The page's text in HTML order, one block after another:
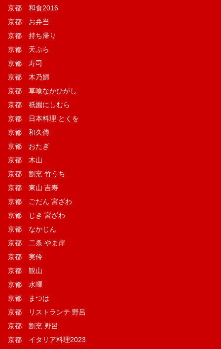
京都 和食2016
京都 お弁当
京都 持ち帰り
京都 天ぷら
京都 寿司
京都 木乃婦
京都 草喰なかひがし
京都 祇園にしむら
京都 日本料理 とくを
京都 和久傳
京都 おたぎ
京都 木山
京都 割烹 竹うち
京都 東山 吉寿
京都 ごだん 宮ざわ
京都 じき 宮ざわ
京都 なかじん
京都 二条 やま岸
京都 実伶
京都 観山
京都 水暉
京都 まつは
京都 リストランテ 野呂
京都 割烹 野呂
京都 イタリア料理2023